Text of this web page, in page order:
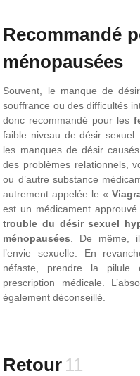
Recommandé
ménopausées
Souvent, le manque de
souffrance ou des difficultés
donc recommandé pour les
faible niveau de désir
les manques de désir
des problèmes relationnels,
ou d’autre substance
autrement appelée le «
est un médicament
trouble du désir sexuel
ménopausées . De même,
l’envie sexuelle. En
néfaste, prendre la pilule
prescription médicale.
également déconseillé.
Retour 11